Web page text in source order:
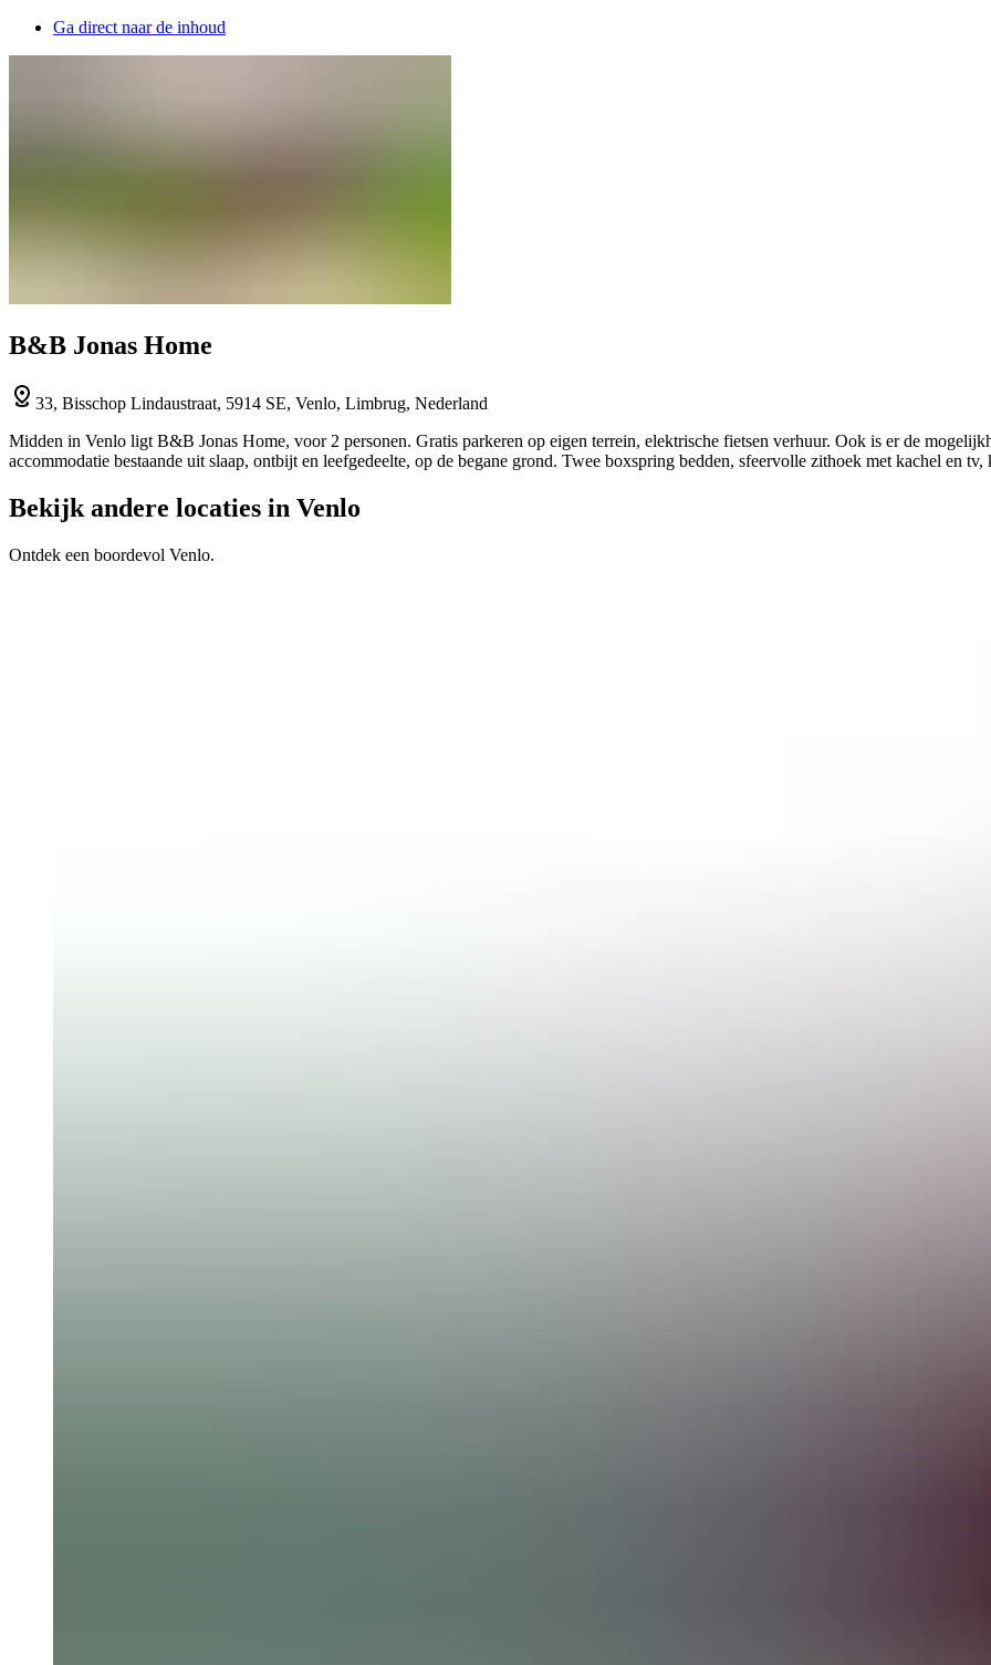
Ga direct naar de inhoud
B&B Jonas Home
33, Bisschop Lindaustraat, 5914 SE, Venlo, Limbrug, Nederland
Midden in Venlo ligt B&B Jonas Home, voor 2 personen. Gratis parkeren op eigen terrein, elektrische fietsen verhuur. Ook is er de
accommodatie bestaande uit slaap, ontbijt en leefgedeelte, op de begane grond. Twee boxspring bedden, sfeervolle zithoek met kachel en
Bekijk andere locaties in Venlo
Ontdek een boordevol Venlo.